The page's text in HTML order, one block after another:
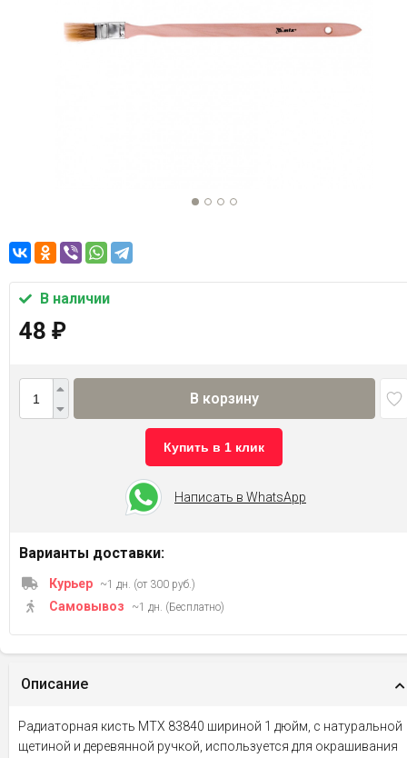
В наличии
48 ₽
В корзину
Купить в 1 клик
Написать в WhatsApp
Варианты доставки:
Курьер ~1 дн. (от 300 руб.)
Самовывоз ~1 дн. (Бесплатно)
Описание
Радиаторная кисть MTX 83840 шириной 1 дюйм, с натуральной
щетиной и деревянной ручкой, используется для окрашивания